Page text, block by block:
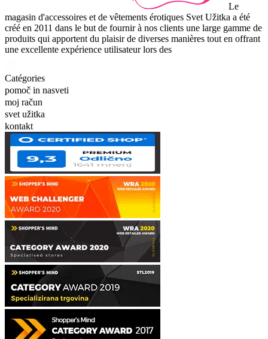
Le
magasin d'accessoires et de vêtements érotiques Svet Užitka a été
créé en 2011 dans le but de fournir à nos clients une large gamme de
produits qui apportent du plaisir de diverses manières tout en offrant
une excellente expérience utilisateur lors des
Catégories
pomoč in nasveti
moj račun
svet užitka
kontakt